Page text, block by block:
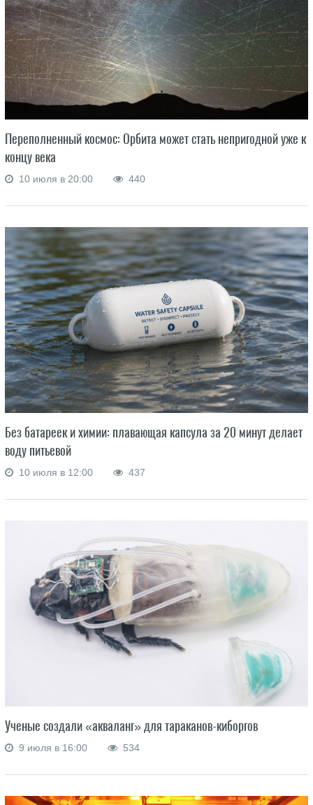
Переполненный космос: Орбита может стать непригодной уже к
концу века
10 июля в 20:00 440
Без батареек и химии: плавающая капсула за 20 минут делает
воду питьевой
10 июля в 12:00 437
Ученые создали «акваланг» для тараканов-киборгов
9 июля в 16:00 534